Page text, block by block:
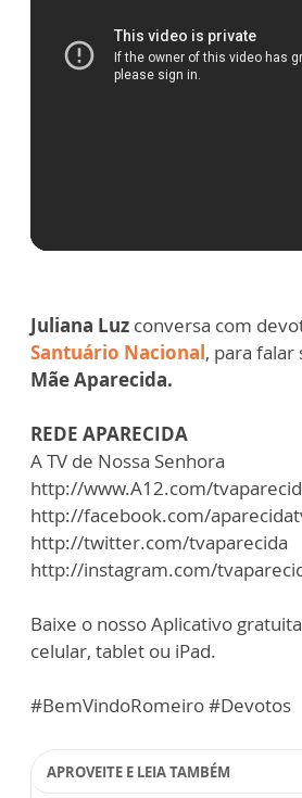
Juliana Luz conversa com
Santuário Nacional, para falar
Mãe Aparecida.
REDE APARECIDA
A TV de Nossa Senhora
http://www.A12.com/
http://facebook.com/
http://twitter.com/tvaparecida
http://instagram.com/
Baixe o nosso Aplicativo
celular, tablet ou iPad.
#BemVindoRomeiro #Devotos
APROVEITE E LEIA TAMBÉM